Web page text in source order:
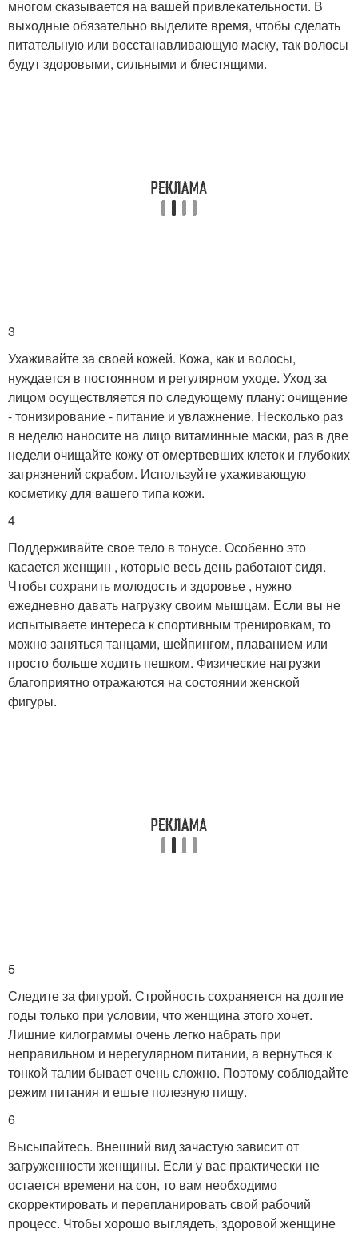
многом сказывается на вашей привлекательности. В
выходные обязательно выделите время, чтобы сделать
питательную или восстанавливающую маску, так волосы
будут здоровыми, сильными и блестящими.
3
Ухаживайте за своей кожей. Кожа, как и волосы,
нуждается в постоянном и регулярном уходе. Уход за
лицом осуществляется по следующему плану: очищение
- тонизирование - питание и увлажнение. Несколько раз
в неделю наносите на лицо витаминные маски, раз в две
недели очищайте кожу от омертвевших клеток и глубоких
загрязнений скрабом. Используйте ухаживающую
косметику для вашего типа кожи.
4
Поддерживайте свое тело в тонусе. Особенно это
касается женщин , которые весь день работают сидя.
Чтобы сохранить молодость и здоровье , нужно
ежедневно давать нагрузку своим мышцам. Если вы не
испытываете интереса к спортивным тренировкам, то
можно заняться танцами, шейпингом, плаванием или
просто больше ходить пешком. Физические нагрузки
благоприятно отражаются на состоянии женской
фигуры.
5
Следите за фигурой. Стройность сохраняется на долгие
годы только при условии, что женщина этого хочет.
Лишние килограммы очень легко набрать при
неправильном и нерегулярном питании, а вернуться к
тонкой талии бывает очень сложно. Поэтому соблюдайте
режим питания и ешьте полезную пищу.
6
Высыпайтесь. Внешний вид зачастую зависит от
загруженности женщины. Если у вас практически не
остается времени на сон, то вам необходимо
скорректировать и перепланировать свой рабочий
процесс. Чтобы хорошо выглядеть, здоровой женщине